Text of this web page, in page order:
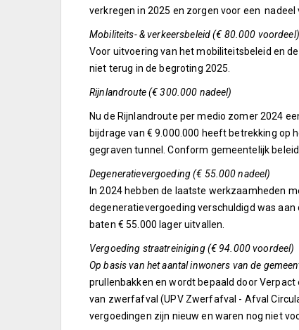
verkregen in 2025 en zorgen voor een
Mobiliteits- & verkeersbeleid (€ 80.000 voordeel)
Voor uitvoering van het mobiliteitsbeleid en
niet terug in de begroting 2025.
Rijnlandroute (€ 300.000 nadeel)
Nu de Rijnlandroute per medio zomer 2024
bijdrage van € 9.000.000 heeft betrekking op
gegraven tunnel. Conform gemeentelijk
Degeneratievergoeding (€ 55.000 nadeel)
In 2024 hebben de laatste werkzaamheden
degeneratievergoeding verschuldigd was
baten € 55.000 lager uitvallen.
Vergoeding straatreiniging (€ 94.000 voordeel)
Op basis van het aantal inwoners van de
prullenbakken en wordt bepaald door
van zwerfafval (UPV Zwerfafval - Afval
vergoedingen zijn nieuw en waren nog niet